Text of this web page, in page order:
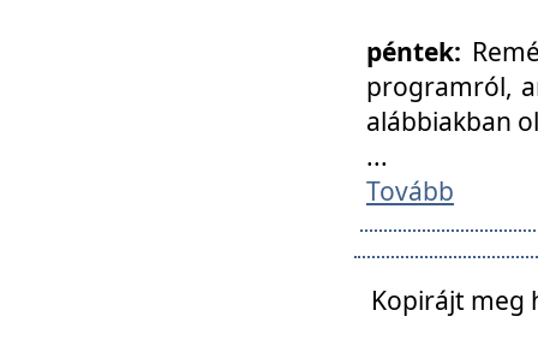
péntek:
programról,
alábbiakban
...
Tovább
Kopirájt meg